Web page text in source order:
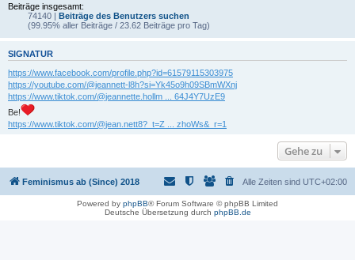
Beiträge insgesamt:
74140 | Beiträge des Benutzers suchen
(99.95% aller Beiträge / 23.62 Beiträge pro Tag)
SIGNATUR
https://www.facebook.com/profile.php?id=61579115303975
https://youtube.com/@jeannett-l8h?si=Yk45o9h09SBmWXnj
https://www.tiktok.com/@jeannette.hollm ... 64J4Y7UzE9
Be!
https://www.tiktok.com/@jean.nett8?_t=Z ... zhoWs&_r=1
Gehe zu
Feminismus ab (Since) 2018 Alle Zeiten sind UTC+02:00
Powered by phpBB® Forum Software © phpBB Limited
Deutsche Übersetzung durch phpBB.de